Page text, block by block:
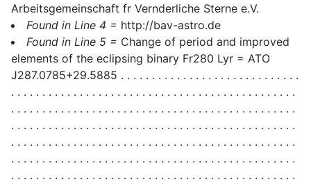
Arbeitsgemeinschaft fr Vernderliche Sterne e.V.
Found in Line 4 = http://bav-astro.de
Found in Line 5 = Change of period and improved
elements of the eclipsing binary Fr280 Lyr = ATO
J287.0785+29.5885 . . . . . . . . . . . . . . . . . . . . . . . . . . . . .
. . . . . . . . . . . . . . . . . . . . . . . . . . . . . . . . . . . . . . . . . . . . . .
. . . . . . . . . . . . . . . . . . . . . . . . . . . . . . . . . . . . . . . . . . . . . .
. . . . . . . . . . . . . . . . . . . . . . . . . . . . . . . . . . . . . . . . . . . . . .
. . . . . . . . . . . . . . . . . . . . . . . . . . . . . . . . . . . . . . . . . . . . . .
. . . . . . . . . . . . . . . . . . . . . . . . . . . . . . . . . . . . . . . . . . . . . .
. . . . . . . . . . . . . . . . . . . . . . . . . . . . . . . . . . . . . . . . . . . . . .